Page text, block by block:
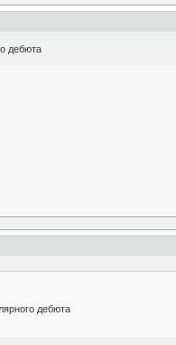
дебюта
дебюта